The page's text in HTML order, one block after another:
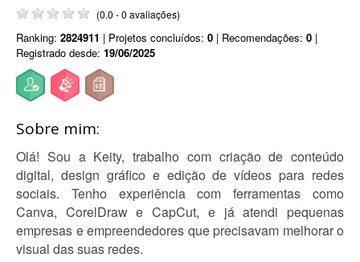
(0.0 - 0 avaliações)
Ranking: 2824911 | Projetos concluídos: 0 | Recomendações: 0 |
Registrado desde: 19/06/2025
Sobre mim:
Olá! Sou a Keity, trabalho com criação de conteúdo
digital, design gráfico e edição de vídeos para redes
sociais. Tenho experiência com ferramentas como
Canva, CorelDraw e CapCut, e já atendi pequenas
empresas e empreendedores que precisavam melhorar o
visual das suas redes.